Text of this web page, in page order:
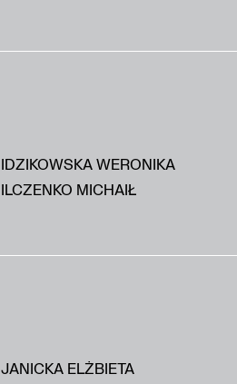
IDZIKOWSKA WERONIKA
ILCZENKO MICHAIŁ
JANICKA ELŻBIETA